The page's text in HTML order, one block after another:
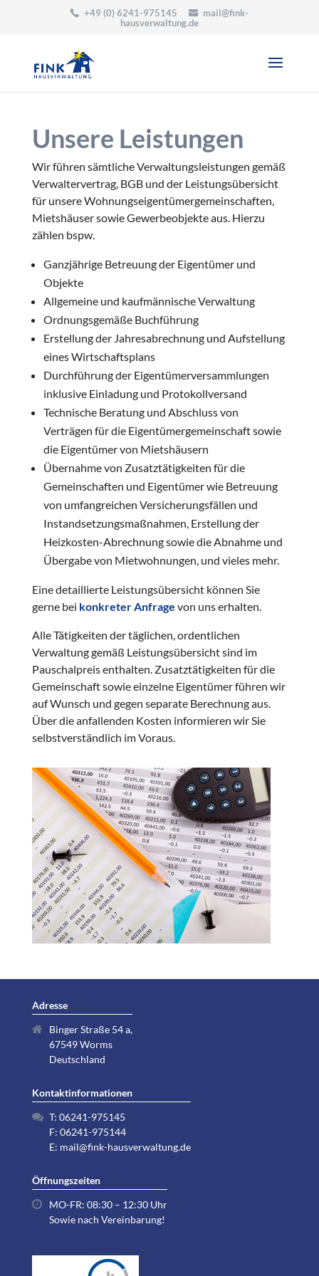
+49 (0) 6241-975145
mail@fink-
hausverwaltung.de
Unsere Leistungen
Wir führen sämtliche Verwaltungsleistungen gemäß
Verwaltervertrag, BGB und der Leistungsübersicht
für unsere Wohnungseigentümergemeinschaften,
Mietshäuser sowie Gewerbeobjekte aus. Hierzu
zählen bspw.
Ganzjährige Betreuung der Eigentümer und
Objekte
Allgemeine und kaufmännische Verwaltung
Ordnungsgemäße Buchführung
Erstellung der Jahresabrechnung und Aufstellung
eines Wirtschaftsplans
Durchführung der Eigentümerversammlungen
inklusive Einladung und Protokollversand
Technische Beratung und Abschluss von
Verträgen für die Eigentümergemeinschaft sowie
die Eigentümer von Mietshäusern
Übernahme von Zusatztätigkeiten für die
Gemeinschaften und Eigentümer wie Betreuung
von umfangreichen Versicherungsfällen und
Instandsetzungsmaßnahmen, Erstellung der
Heizkosten-Abrechnung sowie die Abnahme und
Übergabe von Mietwohnungen, und vieles mehr.
Eine detaillierte Leistungsübersicht können Sie
gerne bei konkreter Anfrage von uns erhalten.
Alle Tätigkeiten der täglichen, ordentlichen
Verwaltung gemäß Leistungsübersicht sind im
Pauschalpreis enthalten. Zusatztätigkeiten für die
Gemeinschaft sowie einzelne Eigentümer führen wir
auf Wunsch und gegen separate Berechnung aus.
Über die anfallenden Kosten informieren wir Sie
selbstverständlich im Voraus.
Adresse
Binger Straße 54 a,
67549 Worms
Deutschland
Kontaktinformationen
T: 06241-975145
F: 06241-975144
E: mail@fink-hausverwaltung.de
Öffnungszeiten
MO-FR: 08:30 – 12:30 Uhr
Sowie nach Vereinbarung!